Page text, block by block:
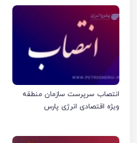
انتصاب سرپرست سازمان منطقه
ویژه اقتصادی انرژی پارس